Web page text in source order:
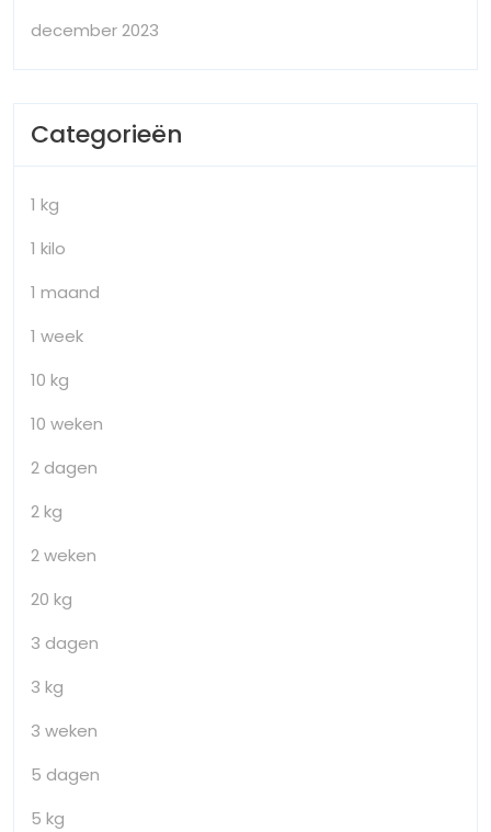
december 2023
Categorieën
1 kg
1 kilo
1 maand
1 week
10 kg
10 weken
2 dagen
2 kg
2 weken
20 kg
3 dagen
3 kg
3 weken
5 dagen
5 kg